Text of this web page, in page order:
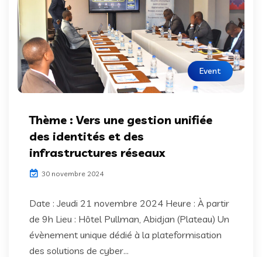
Event
Thème : Vers une gestion unifiée
des identités et des
infrastructures réseaux
30 novembre 2024
Date : Jeudi 21 novembre 2024 Heure : À partir
de 9h Lieu : Hôtel Pullman, Abidjan (Plateau) Un
évènement unique dédié à la plateformisation
des solutions de cyber...